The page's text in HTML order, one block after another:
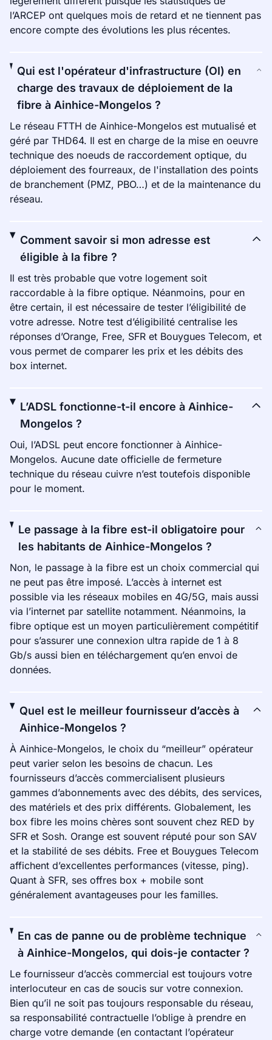
l’ARCEP ont quelques mois de retard et ne tiennent pas
encore compte des évolutions les plus récentes.
Qui est l'opérateur d'infrastructure (OI) en
charge des travaux de déploiement de la
fibre à Ainhice-Mongelos ?
Le réseau FTTH de Ainhice-Mongelos est mutualisé et
géré par THD64. Il est en charge de la mise en oeuvre
technique des noeuds de raccordement optique, du
déploiement des fourreaux, de l'installation des points
de branchement (PMZ, PBO…) et de la maintenance du
réseau.
Comment savoir si mon adresse est
éligible à la fibre ?
Il est très probable que votre logement soit
raccordable à la fibre optique. Néanmoins, pour en
être certain, il est nécessaire de tester l’éligibilité de
votre adresse. Notre test d’éligibilité centralise les
réponses d’Orange, Free, SFR et Bouygues Telecom, et
vous permet de comparer les prix et les débits des
box internet.
L’ADSL fonctionne-t-il encore à Ainhice-
Mongelos ?
Oui, l’ADSL peut encore fonctionner à Ainhice-
Mongelos. Aucune date officielle de fermeture
technique du réseau cuivre n’est toutefois disponible
pour le moment.
Le passage à la fibre est-il obligatoire pour
les habitants de Ainhice-Mongelos ?
Non, le passage à la fibre est un choix commercial qui
ne peut pas être imposé. L’accès à internet est
possible via les réseaux mobiles en 4G/5G, mais aussi
via l’internet par satellite notamment. Néanmoins, la
fibre optique est un moyen particulièrement compétitif
pour s’assurer une connexion ultra rapide de 1 à 8
Gb/s aussi bien en téléchargement qu’en envoi de
données.
Quel est le meilleur fournisseur d’accès à
Ainhice-Mongelos ?
À Ainhice-Mongelos, le choix du “meilleur” opérateur
peut varier selon les besoins de chacun. Les
fournisseurs d’accès commercialisent plusieurs
gammes d’abonnements avec des débits, des services,
des matériels et des prix différents. Globalement, les
box fibre les moins chères sont souvent chez RED by
SFR et Sosh. Orange est souvent réputé pour son SAV
et la stabilité de ses débits. Free et Bouygues Telecom
affichent d’excellentes performances (vitesse, ping).
Quant à SFR, ses offres box + mobile sont
généralement avantageuses pour les familles.
En cas de panne ou de problème technique
à Ainhice-Mongelos, qui dois-je contacter ?
Le fournisseur d’accès commercial est toujours votre
interlocuteur en cas de soucis sur votre connexion.
Bien qu’il ne soit pas toujours responsable du réseau,
sa responsabilité contractuelle l’oblige à prendre en
charge votre demande (en contactant l’opérateur